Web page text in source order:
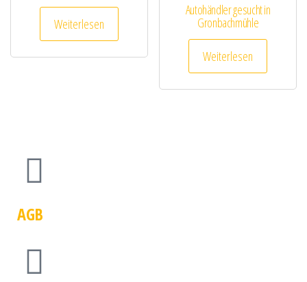
Weiterlesen
Autohändler gesucht in
Gronbachmühle
Weiterlesen
AGB